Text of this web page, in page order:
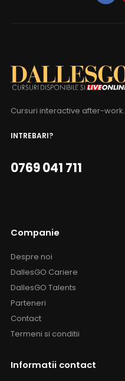
Cursuri interactive after-work.
INTREBARI?
0769 041 711
Companie
Despre noi
DallesGO Cariere
DallesGO Talents
Parteneri
Contact
Termeni si conditii
Informatii contact